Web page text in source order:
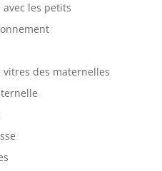
les petits
vitres des maternelles